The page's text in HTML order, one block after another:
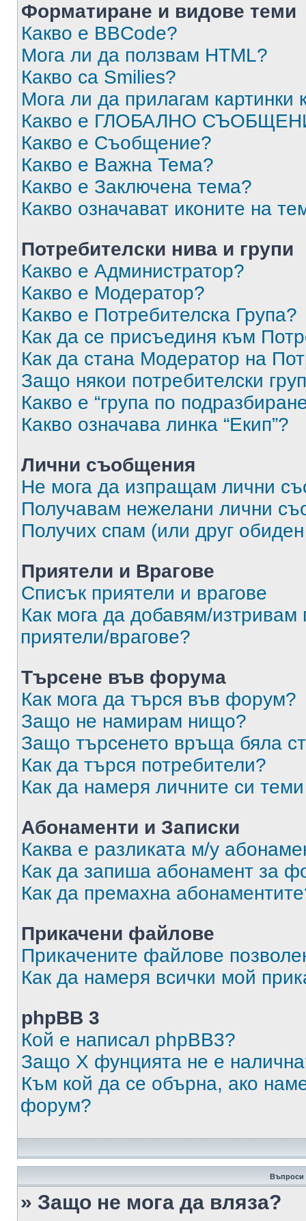
Форматиране и видове теми
Какво е BBCode?
Мога ли да ползвам HTML?
Какво са Smilies?
Мога ли да прилагам
Какво е ГЛОБАЛНО
Какво е Съобщение?
Какво е Важна Тема?
Какво е Заключена тема?
Какво означават иконите на
Потребителски нива и групи
Какво е Администратор?
Какво е Модератор?
Какво е Потребителска Група?
Как да се присъединя към
Как да стана Модератор на
Защо някои потребителски
Какво е “група по
Какво означава линка “Екип”?
Лични съобщения
Не мога да изпращам лични
Получавам нежелани лични
Получих спам (или друг
Приятели и Врагове
Списък приятели и врагове
Как мога да добавям/изтривам
приятели/врагове?
Търсене във форума
Как мога да търся във форум?
Защо не намирам нищо?
Защо търсенето връща бяла
Как да търся потребители?
Как да намеря личните си
Абонаменти и Записки
Каква е разликата м/у
Как да запиша абонамент за
Как да премахна
Прикачени файлове
Прикачените файлове
Как да намеря всички мой
phpBB 3
Кой е написал phpBB3?
Защо X фунцията не е
Към кой да се обърна, ако
форум?
Въпроси
» Защо не мога да вляза?